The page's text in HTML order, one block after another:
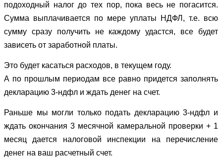
подоходный налог до тех пор, пока весь не погасится.
Сумма выплачивается по мере уплаты НДФЛ, т.е. всю
сумму сразу получить не каждому удастся, все будет
зависеть от заработной платы.
Это будет касаться расходов, в текущем году.
А по прошлым периодам все равно придется заполнять
декларацию 3-ндфл и ждать денег на счет.
Раньше мы могли только подать декларацию 3-ндфл и
ждать окончания 3 месячной камеральной проверки + 1
месяц дается налоговой инспекции на перечисление
денег на ваш расчетный счет.